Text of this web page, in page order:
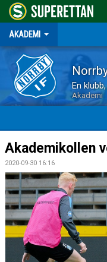
AKADEMI
En
Akademi
HEM
NYHETER
OM AKADEMIN
DOKUMENT
SKADOR OCH FÖRSÄKRING
Akademikollen
2020-09-30 16:16